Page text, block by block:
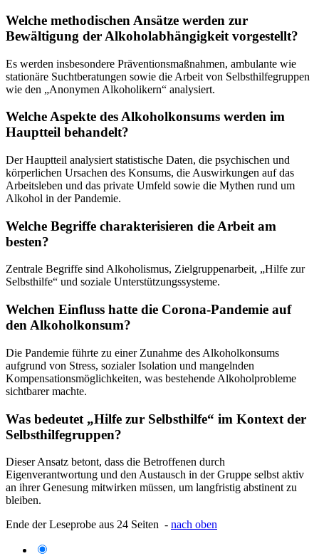
Welche methodischen Ansätze werden zur
Bewältigung der Alkoholabhängigkeit vorgestellt?
Es werden insbesondere Präventionsmaßnahmen, ambulante wie
stationäre Suchtberatungen sowie die Arbeit von Selbsthilfegruppen
wie den „Anonymen Alkoholikern“ analysiert.
Welche Aspekte des Alkoholkonsums werden im
Hauptteil behandelt?
Der Hauptteil analysiert statistische Daten, die psychischen und
körperlichen Ursachen des Konsums, die Auswirkungen auf das
Arbeitsleben und das private Umfeld sowie die Mythen rund um
Alkohol in der Pandemie.
Welche Begriffe charakterisieren die Arbeit am
besten?
Zentrale Begriffe sind Alkoholismus, Zielgruppenarbeit, „Hilfe zur
Selbsthilfe“ und soziale Unterstützungssysteme.
Welchen Einfluss hatte die Corona-Pandemie auf
den Alkoholkonsum?
Die Pandemie führte zu einer Zunahme des Alkoholkonsums
aufgrund von Stress, sozialer Isolation und mangelnden
Kompensationsmöglichkeiten, was bestehende Alkoholprobleme
sichtbarer machte.
Was bedeutet „Hilfe zur Selbsthilfe“ im Kontext der
Selbsthilfegruppen?
Dieser Ansatz betont, dass die Betroffenen durch
Eigenverantwortung und den Austausch in der Gruppe selbst aktiv
an ihrer Genesung mitwirken müssen, um langfristig abstinent zu
bleiben.
Ende der Leseprobe aus 24 Seiten - nach oben